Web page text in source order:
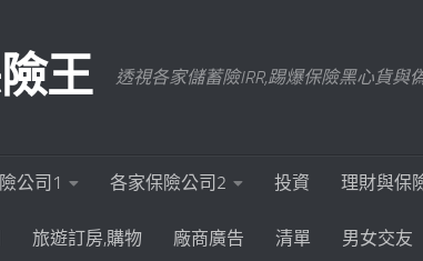
王 透視各家儲蓄險IRR,踢爆保險黑心貨與
公司1 各家保險公司2 投資 理財與保
旅遊訂房,購物 廠商廣告 清單 男女交友